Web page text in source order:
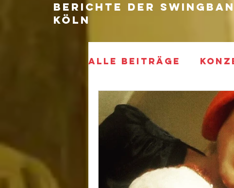
Berichte Der
Köln
Alle Beiträge
ELECTRIFIED
CHRISTMAS
CATS